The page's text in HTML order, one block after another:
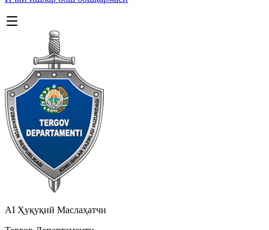
AI Ҳуқуқий Маслаҳатчи